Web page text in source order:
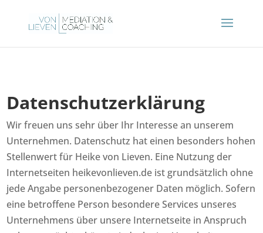
Datenschutz­erklärung
Wir freuen uns sehr über Ihr Interesse an unserem
Unternehmen. Datenschutz hat einen besonders hohen
Stellenwert für Heike von Lieven. Eine Nutzung der
Internetseiten heikevonlieven.de ist grundsätzlich ohne
jede Angabe personenbezogener Daten möglich. Sofern
eine betroffene Person besondere Services unseres
Unternehmens über unsere Internetseite in Anspruch